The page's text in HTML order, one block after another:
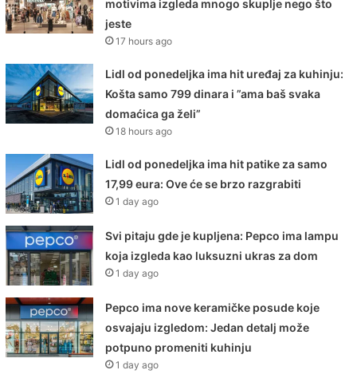
motivima izgleda mnogo skuplje nego što
jeste
17 hours ago
Lidl od ponedeljka ima hit uređaj za kuhinju:
Košta samo 799 dinara i ”ama baš svaka
domaćica ga želi”
18 hours ago
Lidl od ponedeljka ima hit patike za samo
17,99 eura: Ove će se brzo razgrabiti
1 day ago
Svi pitaju gde je kupljena: Pepco ima lampu
koja izgleda kao luksuzni ukras za dom
1 day ago
Pepco ima nove keramičke posude koje
osvajaju izgledom: Jedan detalj može
potpuno promeniti kuhinju
1 day ago